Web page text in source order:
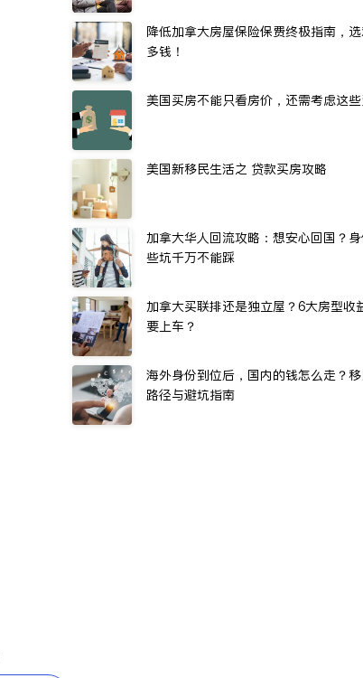
降低加拿大房屋保险保费终极指南，
多钱！
美国买房不能只看房价，还需考虑这些
美国新移民生活之 贷款买房攻略
加拿大华人回流攻略：想安心回国？
些坑千万不能踩
加拿大买联排还是独立屋？6大房型收
要上车？
海外身份到位后，国内的钱怎么走？
路径与避坑指南